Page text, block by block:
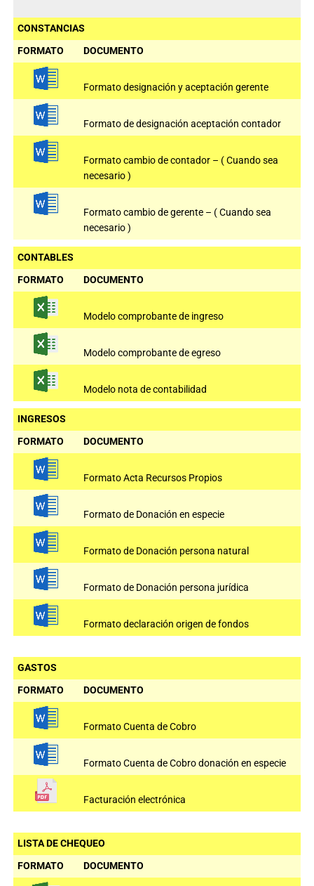
CONSTANCIAS
FORMATO
DOCUMENTO
Formato designación y aceptación gerente
Formato de designación aceptación contador
Formato cambio de contador – ( Cuando sea
necesario )
Formato cambio de gerente – ( Cuando sea
necesario )
CONTABLES
FORMATO
DOCUMENTO
Modelo comprobante de ingreso
Modelo comprobante de egreso
Modelo nota de contabilidad
INGRESOS
FORMATO
DOCUMENTO
Formato Acta Recursos Propios
Formato de Donación en especie
Formato de Donación persona natural
Formato de Donación persona jurídica
Formato declaración origen de fondos
GASTOS
FORMATO
DOCUMENTO
Formato Cuenta de Cobro
Formato Cuenta de Cobro donación en especie
Facturación electrónica
LISTA DE CHEQUEO
FORMATO
DOCUMENTO